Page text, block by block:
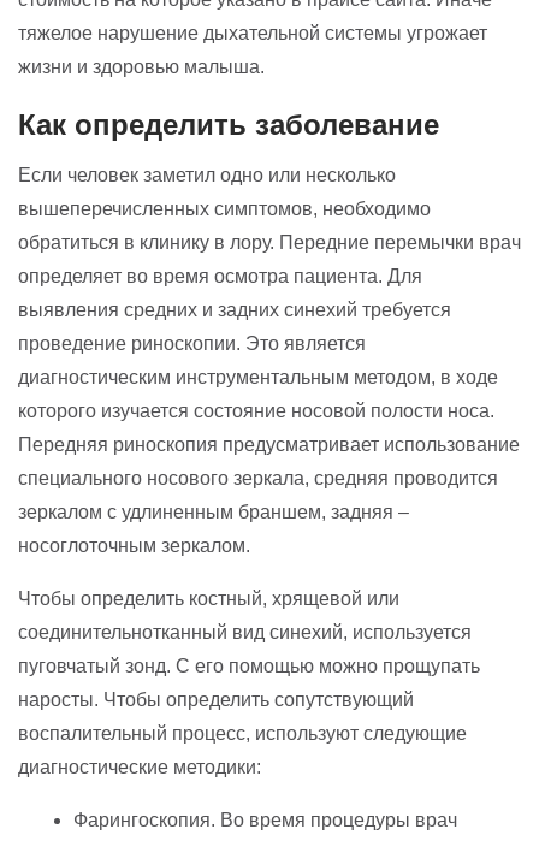
тяжелое нарушение дыхательной системы угрожает
жизни и здоровью малыша.
Как определить заболевание
Если человек заметил одно или несколько
вышеперечисленных симптомов, необходимо
обратиться в клинику в лору. Передние перемычки врач
определяет во время осмотра пациента. Для
выявления средних и задних синехий требуется
проведение риноскопии. Это является
диагностическим инструментальным методом, в ходе
которого изучается состояние носовой полости носа.
Передняя риноскопия предусматривает использование
специального носового зеркала, средняя проводится
зеркалом с удлиненным браншем, задняя –
носоглоточным зеркалом.
Чтобы определить костный, хрящевой или
соединительнотканный вид синехий, используется
пуговчатый зонд. С его помощью можно прощупать
наросты. Чтобы определить сопутствующий
воспалительный процесс, используют следующие
диагностические методики:
Фарингоскопия. Во время процедуры врач